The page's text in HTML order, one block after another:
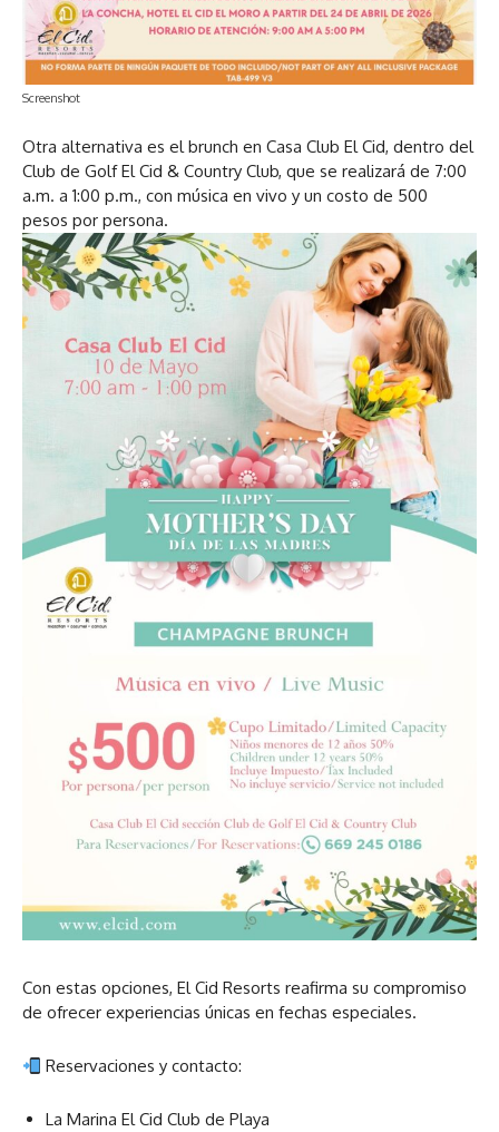
Screenshot
Otra alternativa es el brunch en Casa Club El Cid, dentro del
Club de Golf El Cid & Country Club, que se realizará de 7:00
a.m. a 1:00 p.m., con música en vivo y un costo de 500
pesos por persona.
Con estas opciones, El Cid Resorts reafirma su compromiso
de ofrecer experiencias únicas en fechas especiales.
Reservaciones y contacto:
La Marina El Cid Club de Playa